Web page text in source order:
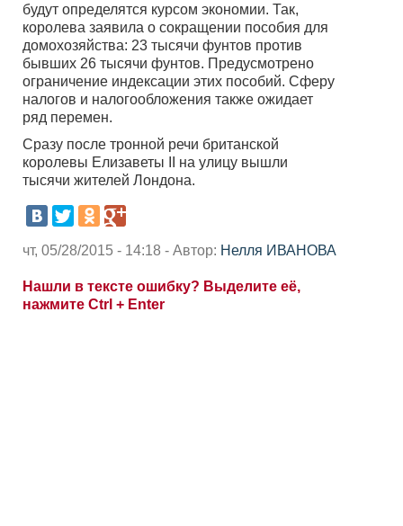
будут определятся курсом экономии. Так,
королева заявила о сокращении пособия для
домохозяйства: 23 тысячи фунтов против
бывших 26 тысячи фунтов. Предусмотрено
ограничение индексации этих пособий. Сферу
налогов и налогообложения также ожидает
ряд перемен.
Сразу после тронной речи британской
королевы Елизаветы II на улицу вышли
тысячи жителей Лондона.
чт, 05/28/2015 - 14:18 - Автор: Нелля ИВАНОВА
Нашли в тексте ошибку? Выделите её,
нажмите Ctrl + Enter